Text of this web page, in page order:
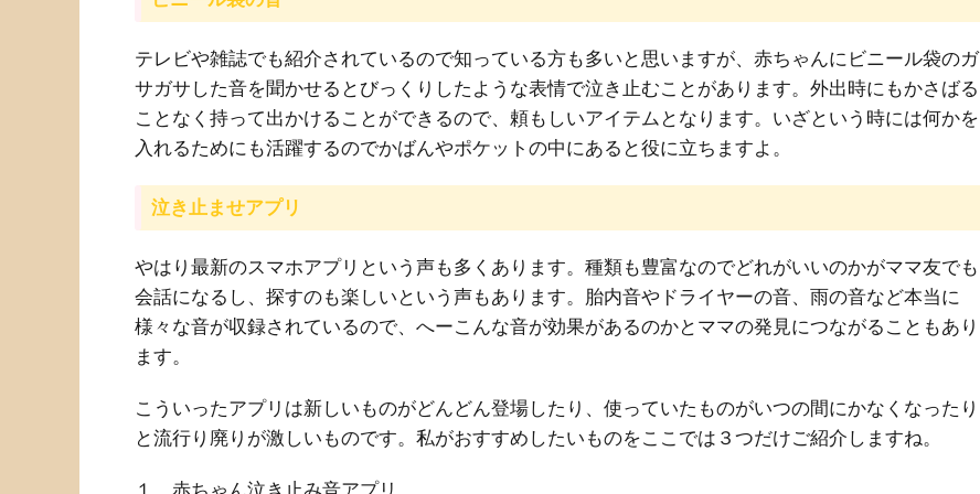
テレビや雑誌でも紹介されているので知っている方も多いと思いますが、赤ちゃんにビニール袋のガ
サガサした音を聞かせるとびっくりしたような表情で泣き止むことがあります。外出時にもかさばる
ことなく持って出かけることができるので、頼もしいアイテムとなります。いざという時には何かを
入れるためにも活躍するのでかばんやポケットの中にあると役に立ちますよ。
泣き止ませアプリ
やはり最新のスマホアプリという声も多くあります。種類も豊富なのでどれがいいのかがママ友でも
会話になるし、探すのも楽しいという声もあります。胎内音やドライヤーの音、雨の音など本当に
様々な音が収録されているので、へーこんな音が効果があるのかとママの発見につながることもあり
ます。
こういったアプリは新しいものがどんどん登場したり、使っていたものがいつの間にかなくなったり
と流行り廃りが激しいものです。私がおすすめしたいものをここでは３つだけご紹介しますね。
１ 赤ちゃん泣き止み音アプリ